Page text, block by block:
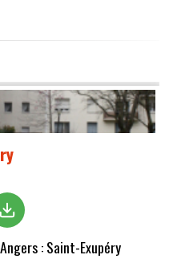
: Saint-Exupéry